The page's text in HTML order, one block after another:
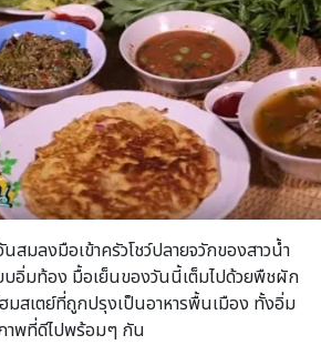
นสมลงมือเข้าครัวโชว์ปลายจวักของสาวน้ำ
บอิ่มท้อง มื้อเย็นของวันนี้เต็มไปด้วยพืชผัก
มสเตย์ที่ถูกปรุงเป็นอาหารพื้นเมือง ทั้งอิ่ม
าพที่ดีไปพร้อมๆ กัน